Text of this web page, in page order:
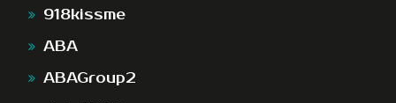
918kissme
ABA
ABAGroup2